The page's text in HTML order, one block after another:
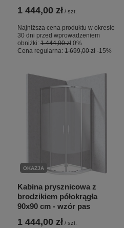
1 444,00 zł / szt.
Najniższa cena produktu w okresie
30 dni przed wprowadzeniem
obniżki: 1 444,00 zł 0%
Cena regularna: 1 699,00 zł -15%
OKAZJA
Kabina prysznicowa z
brodzikiem półokrągła
90x90 cm - wzór pas
1 444,00 zł / szt.